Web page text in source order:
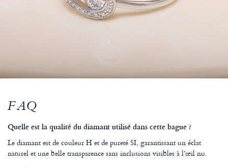
FAQ
Quelle est la qualité du diamant utilisé dans cette bague ?
Le diamant est de couleur H et de pureté SI, garantissant un éclat
naturel et une belle transparence sans inclusions visibles à l’œil nu.